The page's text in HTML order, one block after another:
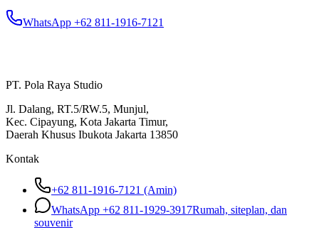
WhatsApp +62 811-1916-7121
PT. Pola Raya Studio
Jl. Dalang, RT.5/RW.5, Munjul,
Kec. Cipayung, Kota Jakarta Timur,
Daerah Khusus Ibukota Jakarta 13850
Kontak
+62 811-1916-7121 (Amin)
WhatsApp +62 811-1929-3917Rumah, siteplan, dan
souvenir